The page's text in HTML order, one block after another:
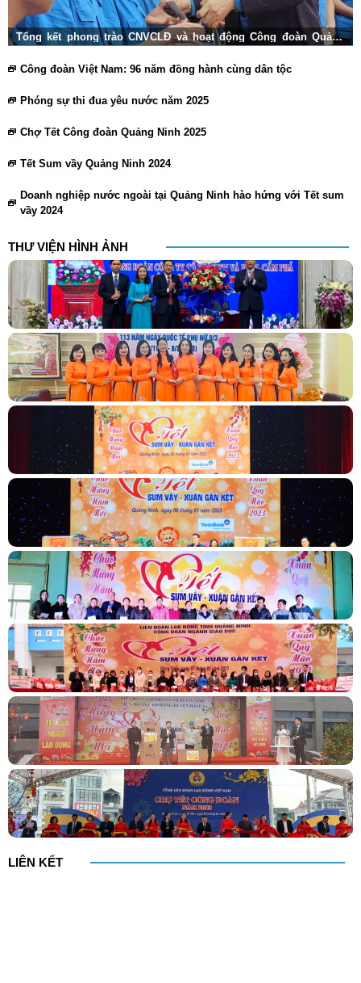
Tổng kết phong trào CNVCLĐ và hoạt động Công đoàn Quảng
Ninh 2025
Công đoàn Việt Nam: 96 năm đồng hành cùng dân tộc
Phóng sự thi đua yêu nước năm 2025
Chợ Tết Công đoàn Quảng Ninh 2025
Tết Sum vầy Quảng Ninh 2024
Doanh nghiệp nước ngoài tại Quảng Ninh hào hứng với Tết sum
vầy 2024
THƯ VIỆN HÌNH ẢNH
LIÊN KẾT